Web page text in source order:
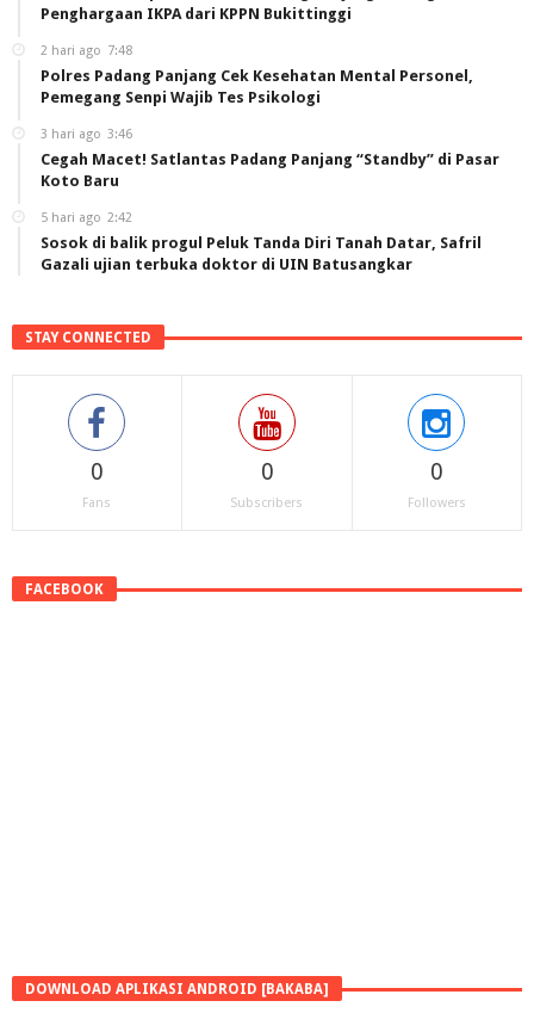
Penghargaan IKPA dari KPPN Bukittinggi
2 hari ago 7:48
Polres Padang Panjang Cek Kesehatan Mental Personel,
Pemegang Senpi Wajib Tes Psikologi
3 hari ago 3:46
Cegah Macet! Satlantas Padang Panjang “Standby” di Pasar
Koto Baru
5 hari ago 2:42
Sosok di balik progul Peluk Tanda Diri Tanah Datar, Safril
Gazali ujian terbuka doktor di UIN Batusangkar
STAY CONNECTED
0
Fans
0
Subscribers
0
Followers
FACEBOOK
DOWNLOAD APLIKASI ANDROID [BAKABA]